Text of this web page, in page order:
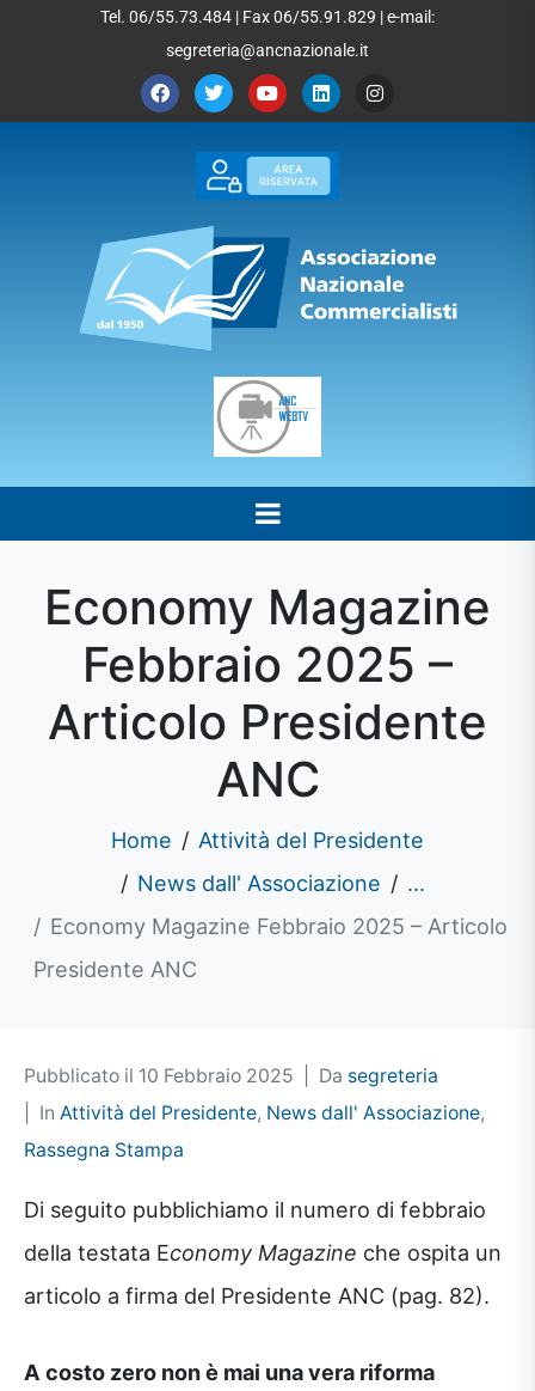
Tel. 06/55.73.484 | Fax 06/55.91.829 | e-mail:
segreteria@ancnazionale.it
Economy Magazine
Febbraio 2025 –
Articolo Presidente
ANC
Home
Attività del Presidente
News dall' Associazione
...
Economy Magazine Febbraio 2025 – Articolo
Presidente ANC
Pubblicato il 10 Febbraio 2025 Da segreteria
In Attività del Presidente, News dall' Associazione,
Rassegna Stampa
Di seguito pubblichiamo il numero di febbraio
della testata Economy Magazine che ospita un
articolo a firma del Presidente ANC (pag. 82).
A costo zero non è mai una vera riforma